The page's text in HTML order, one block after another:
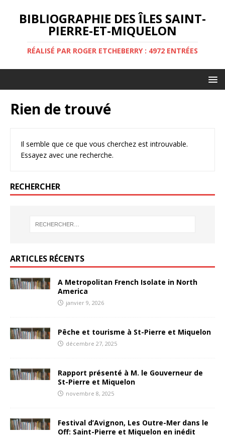
BIBLIOGRAPHIE DES ÎLES SAINT-
PIERRE-ET-MIQUELON
RÉALISÉ PAR ROGER ETCHEBERRY : 4972 ENTRÉES
Rien de trouvé
Il semble que ce que vous cherchez est introuvable.
Essayez avec une recherche.
RECHERCHER
ARTICLES RÉCENTS
A Metropolitan French Isolate in North
America
janvier 9, 2026
Pêche et tourisme à St-Pierre et Miquelon
décembre 27, 2025
Rapport présenté à M. le Gouverneur de
St-Pierre et Miquelon
novembre 8, 2025
Festival d’Avignon, Les Outre-Mer dans le
Off: Saint-Pierre et Miquelon en inédit